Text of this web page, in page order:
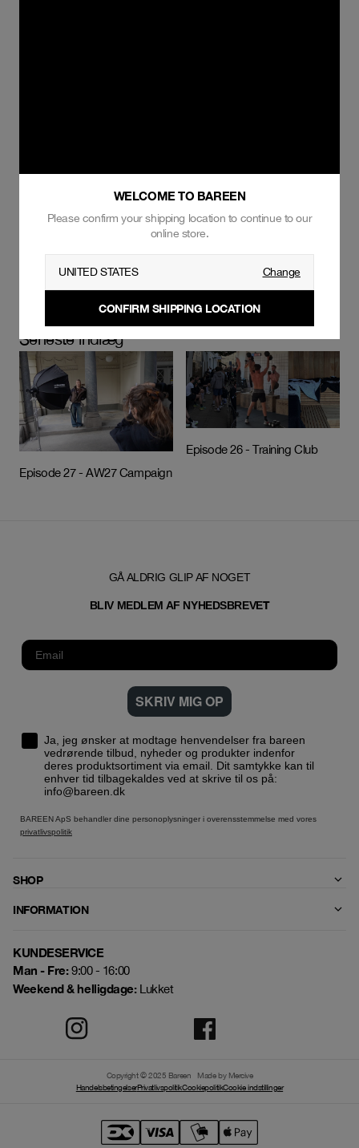
Seneste indlæg
Episode 27 - AW27 Campaign
Episode 26 - Training Club
GÅ ALDRIG GLIP AF NOGET
BLIV MEDLEM AF NYHEDSBREVET
SKRIV MIG OP
Ja, jeg ønsker at modtage henvendelser fra bareen
vedrørende tilbud, nyheder og produkter indenfor
deres produktsortiment via email. Dit samtykke kan til
enhver tid tilbagekaldes ved at skrive til os på:
info@bareen.dk
BAREEN ApS behandler dine personoplysninger i overensstemmelse med vores
privatlivspolitik
SHOP
INFORMATION
KUNDESERVICE
Man - Fre:9:00 - 16:00
Weekend & helligdage:Lukket
Copyright © 2025 Bareen
Made by Mercive
HandelsbetingelserPrivatlivspolitikCookiepolitikCookie indstillinger
WELCOME TO BAREEN
Please confirm your shipping location to continue to our
online store.
UNITED STATES Change
CONFIRM SHIPPING LOCATION